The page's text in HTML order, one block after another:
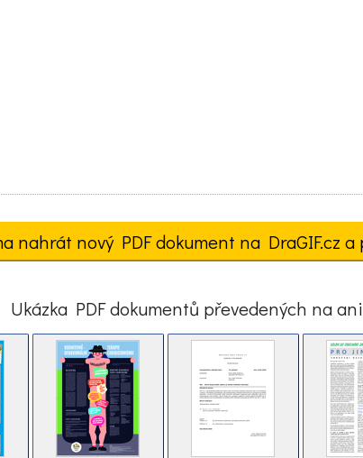
nahrát nový PDF dokument na DraGIF.cz
Ukázka PDF dokumentů převedených na